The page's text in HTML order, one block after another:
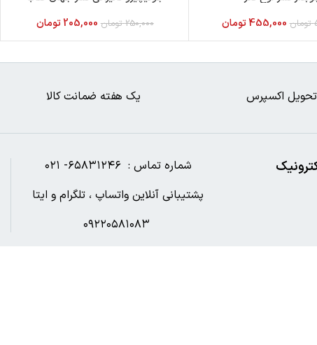
تومان 455,000تومان 250,000 تومان 205,000 تومان
تحویل اکسپرس یک هفته ضمانت کالا
شماره تماس : ۶۵۸۳۱۲۴۶- ۰۲۱
پشتیبانی آنلاین واتساپ ، تلگرام و ایتا